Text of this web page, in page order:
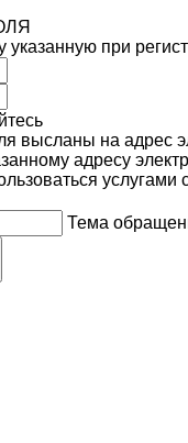
указанную при
высланы на адрес
адресу
Тема